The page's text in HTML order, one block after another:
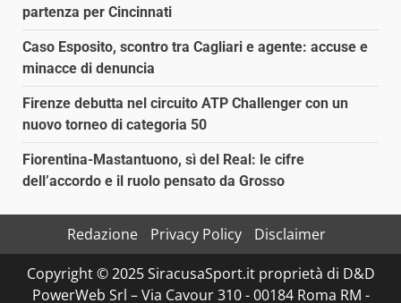
partenza per Cincinnati
Caso Esposito, scontro tra Cagliari e agente: accuse e
minacce di denuncia
Firenze debutta nel circuito ATP Challenger con un
nuovo torneo di categoria 50
Fiorentina-Mastantuono, sì del Real: le cifre
dell’accordo e il ruolo pensato da Grosso
Redazione Privacy Policy
Disclaimer
Copyright © 2025 SiracusaSport.it proprietà di D&D
PowerWeb Srl – Via Cavour 310 - 00184 Roma RM -